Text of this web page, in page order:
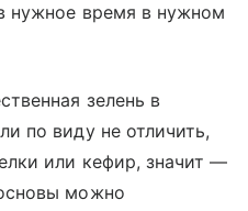
нужное время в нужном
зелень в
по виду не отличить,
или кефир, значит —
можно